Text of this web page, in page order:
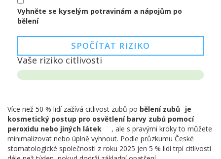
Vyhněte se kyselým potravinám a nápojům po
bělení
SPOČÍTAT RIZIKO
Vaše riziko citlivosti
Více než 50 % lidí zažívá citlivost zubů po bělení zubů
je
kosmetický postup pro osvětlení barvy zubů pomocí
peroxidu nebo jiných látek
, ale s pravými kroky to můžete
minimalizovat nebo úplně vyhnout. Podle průzkumu České
stomatologické společnosti z roku 2025 jen 5 % lidí trpí citlivostí